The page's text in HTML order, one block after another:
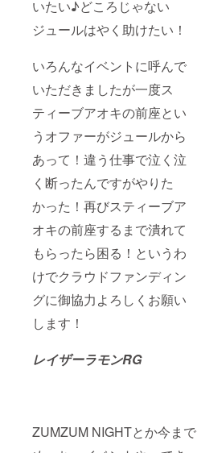
いたい♪どころじゃない
ジュールはやく助けたい！
いろんなイベントに呼んで
いただきましたが一度ス
ティーブアオキの前座とい
うオファーがジュールから
あって！違う仕事で泣く泣
く断ったんですがやりた
かった！再びスティーブア
オキの前座するまで潰れて
もらったら困る！というわ
けでクラウドファンディン
グに御協力よろしくお願い
します！
レイザーラモンRG
ZUMZUM NIGHTとか今まで